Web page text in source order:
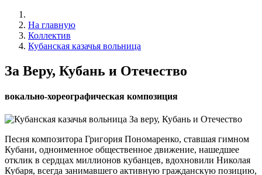
На главную
Коллектив
Кубанская казачья вольница
За Веру, Кубань и Отечество
вокально-хореографическая композиция
Песня композитора Григория Пономаренко, ставшая гимном
Кубани, одноименное общественное движение, нашедшее
отклик в сердцах миллионов кубанцев, вдохновили Николая
Кубаря, всегда занимавшего активную гражданскую позицию,